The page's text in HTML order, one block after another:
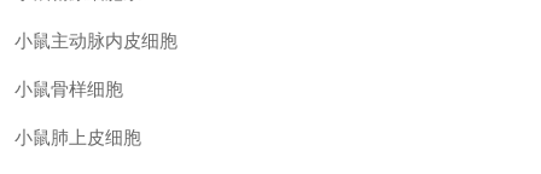
小鼠主动脉内皮细胞
小鼠骨样细胞
小鼠肺上皮细胞